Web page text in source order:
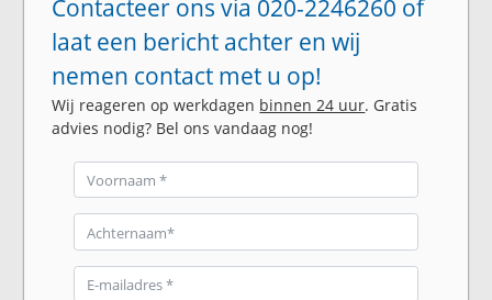
Contacteer ons via 020-2246260 of
laat een bericht achter en wij
nemen contact met u op!
Wij reageren op werkdagen binnen 24 uur. Gratis
advies nodig? Bel ons vandaag nog!